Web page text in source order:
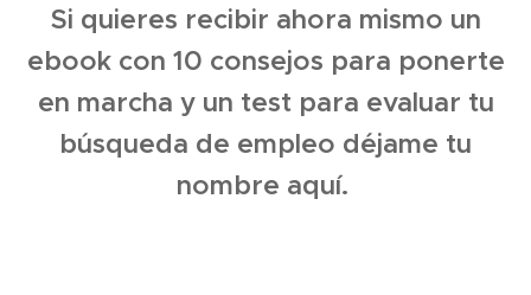
Si quieres recibir ahora mismo un
ebook con 10 consejos para ponerte
en marcha y un test para evaluar tu
búsqueda de empleo déjame tu
nombre aquí.